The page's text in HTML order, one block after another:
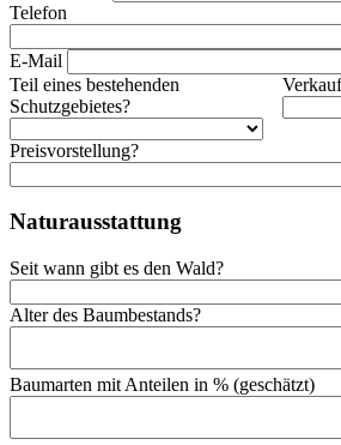
Telefon
E-Mail
Teil eines bestehenden
Schutzgebietes?
Preisvorstellung?
Naturausstattung
Seit wann gibt es den Wald?
Alter des Baumbestands?
Baumarten mit Anteilen in % (geschätzt)